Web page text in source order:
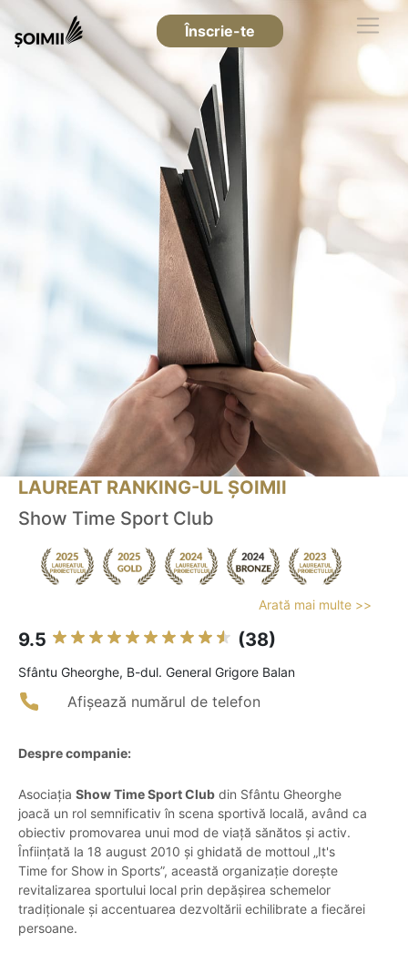
Înscrie-te
LAUREAT RANKING-UL ȘOIMII
Show Time Sport Club
Arată mai multe >>
9.5 (38)
Sfântu Gheorghe, B-dul. General Grigore Balan
Afișează numărul de telefon
Despre companie:
Asociația Show Time Sport Club din Sfântu Gheorghe
joacă un rol semnificativ în scena sportivă locală, având ca
obiectiv promovarea unui mod de viață sănătos și activ.
Înființată la 18 august 2010 și ghidată de mottoul „It's
Time for Show in Sports”, această organizație dorește
revitalizarea sportului local prin depășirea schemelor
tradiționale și accentuarea dezvoltării echilibrate a fiecărei
persoane.